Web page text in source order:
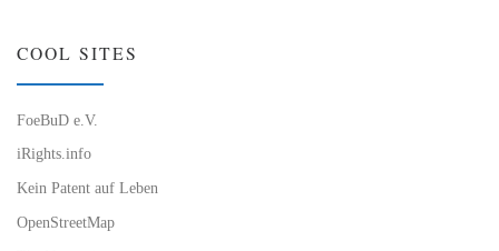
COOL SITES
FoeBuD e.V.
iRights.info
Kein Patent auf Leben
OpenStreetMap